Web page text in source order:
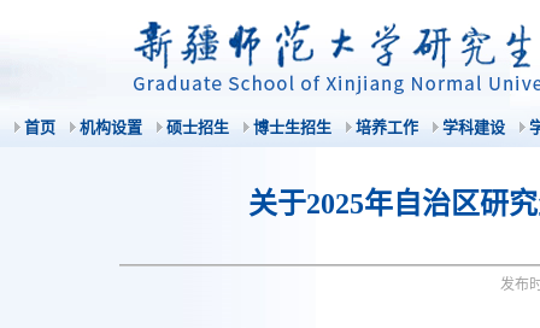
首页 机构设置 硕士招生 博士生招生 培养工作 学科建设
关于2025年自治区研
发布